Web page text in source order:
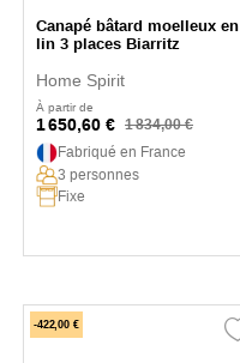
Canapé bâtard moelleux en
lin 3 places Biarritz
Home Spirit
À partir de
1 650,60 € 1 834,00 €
Fabriqué en France
3 personnes
Fixe
-422,00 €